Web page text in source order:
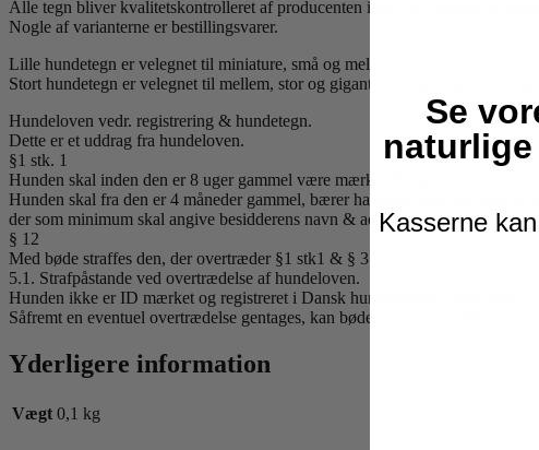
Alle tegn bliver kvalitetskontrolleret af producenten inden de forlader
Nogle af varianterne er bestillingsvarer.
Lille hundetegn er velegnet til miniature, små og mellem racer og vejer ca. 6
Stort hundetegn er velegnet til mellem, stor og gigant racer og vejer ca. 11 gr.
Hundeloven vedr. registrering & hundetegn.
Dette er et uddrag fra hundeloven.
§1 stk. 1
Hunden skal inden den er 8 uger gammel være mærket & registreret.
Hunden skal fra den er 4 måneder gammel, bærer halsbånd forsynet med et
der som minimum skal angive besidderens navn & adresse.
§ 12
Med bøde straffes den, der overtræder §1 stk1 & § 3 stk. 1
5.1. Strafpåstande ved overtrædelse af hundeloven.
Hunden ikke er ID mærket og registreret i Dansk hunderegister inden den
Såfremt en eventuel overtrædelse gentages, kan bøden øges med 50%
Yderligere information
Vægt 0,1 kg
Se
Kasserne